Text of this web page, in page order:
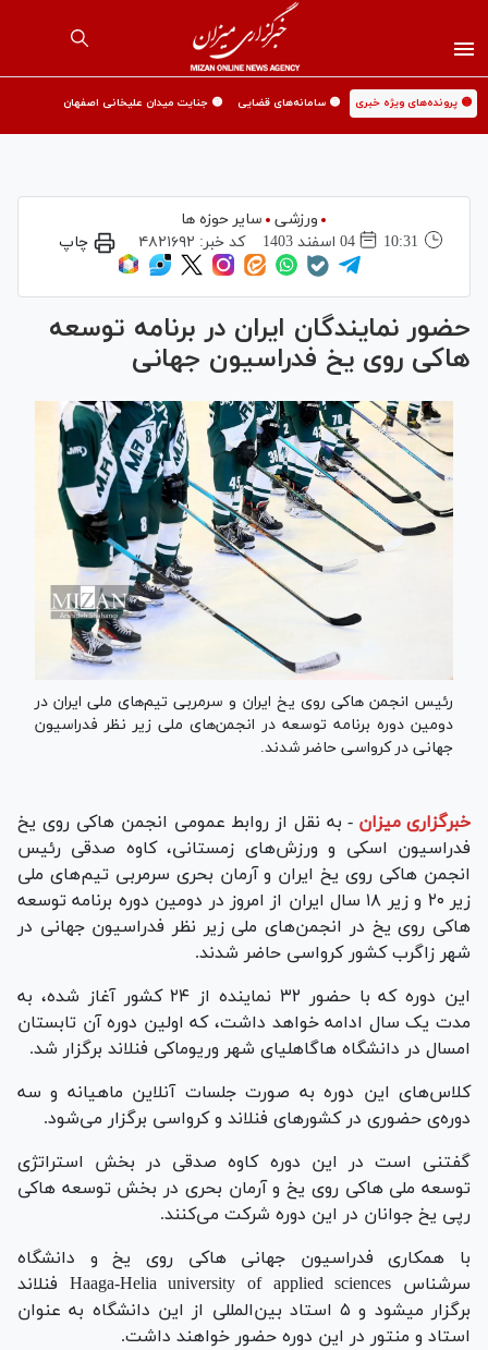
🟡 پرونده‌های ویژه خبری 🟡 سامانه‌های قضایی 🟡 جنایت میدان علیخانی اصفهان
ورزشی
سایر حوزه ها
10:31
04 اسفند 1403 کد خبر: ۴۸۲۱۶۹۲ چاپ
حضور نمایندگان ایران در برنامه توسعه
هاکی روی یخ فدراسیون جهانی
رئیس انجمن هاکی روی یخ ایران و سرمربی تیم‌های ملی ایران در
دومین دوره برنامه توسعه در انجمن‌های ملی زیر نظر فدراسیون
جهانی در کرواسی حاضر شدند.
خبرگزاری میزان - به نقل از روابط عمومی انجمن هاکی روی یخ
فدراسیون اسکی و ورزش‌های زمستانی، کاوه صدقی رئیس
انجمن هاکی روی یخ ایران و آرمان بحری سرمربی تیم‌های ملی
زیر ۲۰ و زیر ۱۸ سال ایران از امروز در دومین دوره برنامه توسعه
هاکی روی یخ در انجمن‌های ملی زیر نظر فدراسیون جهانی در
شهر زاگرب کشور کرواسی حاضر شدند.
این دوره که با حضور ۳۲ نماینده از ۲۴ کشور آغاز شده، به
مدت یک سال ادامه خواهد داشت، که اولین دوره آن تابستان
امسال در دانشگاه هاگاهلیای شهر وریوماکی فنلاند برگزار شد.
کلاس‌های این دوره به صورت جلسات آنلاین ماهیانه و سه
دوره‌ی حضوری در کشور‌های فنلاند و کرواسی برگزار می‌شود.
گفتنی است در این دوره کاوه صدقی در بخش استراتژی
توسعه ملی هاکی روی یخ و آرمان بحری در بخش توسعه هاکی
رپی یخ جوانان در این دوره شرکت می‌کنند.
با همکاری فدراسیون جهانی هاکی روی یخ و دانشگاه
سرشناس Haaga-Helia university of applied sciences فنلاند
برگزار میشود و ۵ استاد بین‌المللی از این دانشگاه به عنوان
استاد و منتور در این دوره حضور خواهند داشت.